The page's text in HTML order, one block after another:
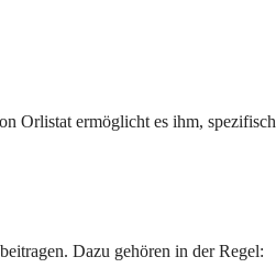
Orlistat ermöglicht es ihm,
Dazu gehören in der Regel: